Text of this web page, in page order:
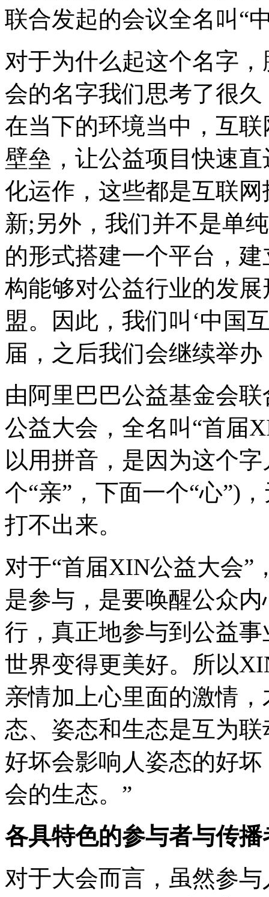
联合发起的会议全名叫“
对于为什么起这个名字
会的名字我们思考了很
在当下的环境当中，互
壁垒，让公益项目快速
化运作，这些都是互联
新;另外，我们并不是单
的形式搭建一个平台，
构能够对公益行业的发
盟。因此，我们叫‘中国
届，之后我们会继续举
由阿里巴巴公益基金会
公益大会，全名叫“首届
以用拼音，是因为这个
个“亲”，下面一个“心”)
打不出来。
对于“首届XIN公益大会”
是参与，是要唤醒公众
行，真正地参与到公益
世界变得更美好。所以
亲情加上心里面的激情
态、姿态和生态是互为
好坏会影响人姿态的好
会的生态。”
各具特色的参与者与传播
对于大会而言，虽然参